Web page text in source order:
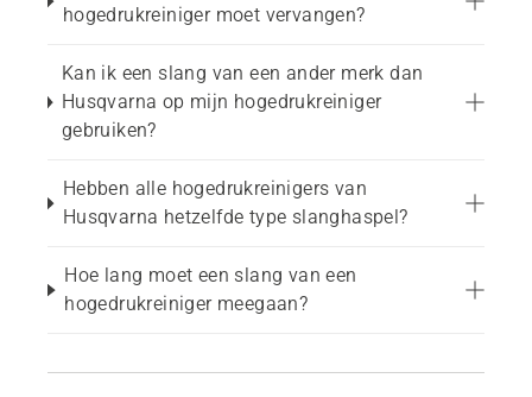
hogedrukreiniger moet vervangen?
Kan ik een slang van een ander merk dan
Husqvarna op mijn hogedrukreiniger
gebruiken?
Hebben alle hogedrukreinigers van
Husqvarna hetzelfde type slanghaspel?
Hoe lang moet een slang van een
hogedrukreiniger meegaan?